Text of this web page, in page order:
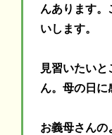
んあります。
いします。
見習いたい
ん。母の日に
お義母さんの